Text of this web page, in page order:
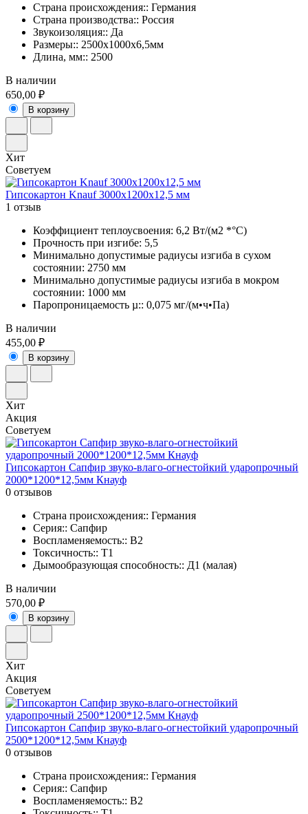
Страна происхождения:: Германия
Страна производства:: Россия
Звукоизоляция:: Да
Размеры:: 2500х1000х6,5мм
Длина, мм:: 2500
В наличии
650,00 ₽
В корзину
Хит
Советуем
Гипсокартон Knauf 3000х1200х12,5 мм
1 отзыв
Коэффициент теплоусвоения: 6,2 Вт/(м2 *°С)
Прочность при изгибе: 5,5
Минимально допустимые радиусы изгиба в сухом
состоянии: 2750 мм
Минимально допустимые радиусы изгиба в мокром
состоянии: 1000 мм
Паропроницаемость µ:: 0,075 мг/(м•ч•Па)
В наличии
455,00 ₽
В корзину
Хит
Акция
Советуем
Гипсокартон Сапфир звуко-влаго-огнестойкий ударопрочный
2000*1200*12,5мм Кнауф
0 отзывов
Страна происхождения:: Германия
Серия:: Сапфир
Воспламеняемость:: В2
Токсичность:: Т1
Дымообразующая способность:: Д1 (малая)
В наличии
570,00 ₽
В корзину
Хит
Акция
Советуем
Гипсокартон Сапфир звуко-влаго-огнестойкий ударопрочный
2500*1200*12,5мм Кнауф
0 отзывов
Страна происхождения:: Германия
Серия:: Сапфир
Воспламеняемость:: В2